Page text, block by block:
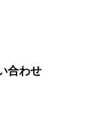
合わせ